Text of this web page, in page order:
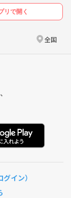
リで開く
全国
イン）